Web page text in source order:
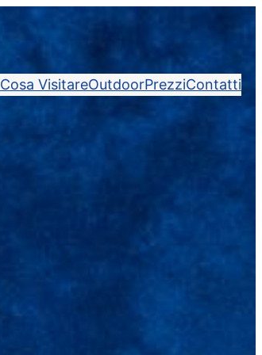
Cosa VisitareOutdoorPrezziContatti